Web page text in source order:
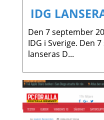
IDG
Den 7 september
IDG i Sverige. Den
lanseras D...